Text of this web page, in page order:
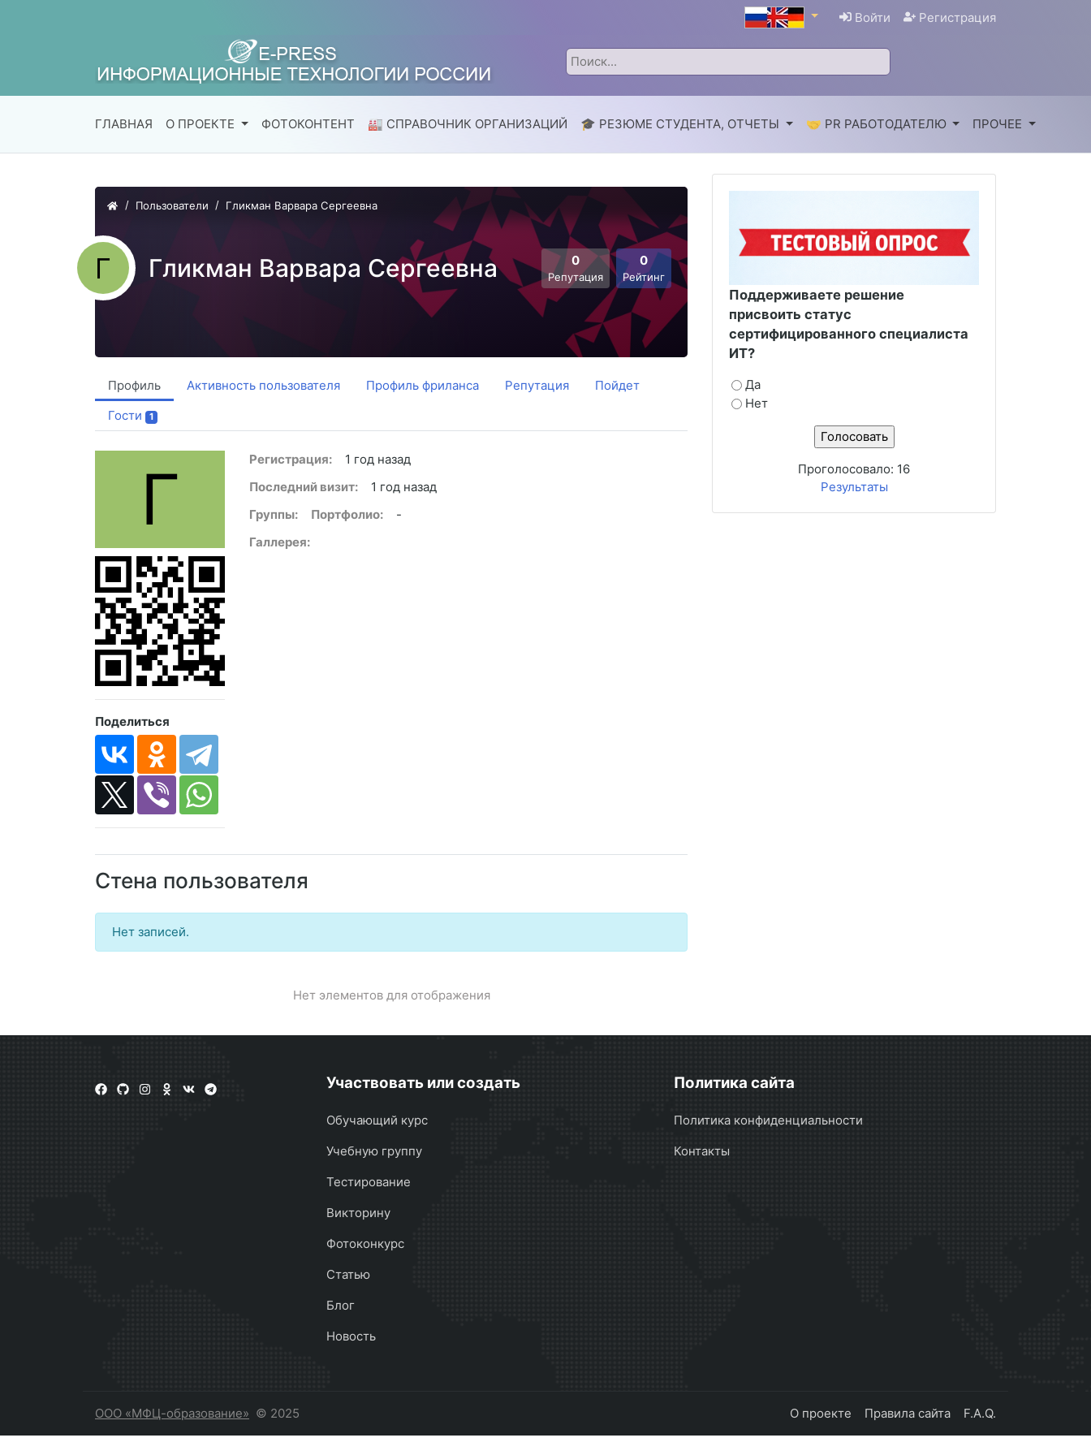
Войти Регистрация
ГЛАВНАЯ О ПРОЕКТЕ ФОТОКОНТЕНТ 🏭 СПРАВОЧНИК ОРГАНИЗАЦИЙ 🎓 РЕЗЮМЕ СТУДЕНТА, ОТЧЕТЫ 🤝 PR РАБОТОДАТЕЛЮ ПРОЧЕЕ
Пользователи Гликман Варвара Сергеевна
Г Гликман Варвара Сергеевна 0
Репутация
0
Рейтинг
Профиль Активность пользователя Профиль фриланса Репутация
Пойдет
Гости
1
Г
Поделиться
Регистрация:
1 год назад
Последний визит:
1 год назад
Группы:
Портфолио:
-
Галлерея:
Стена пользователя
Нет записей.
Нет элементов для отображения
Поддерживаете решение
присвоить статус
сертифицированного специалиста
ИТ?
Да
Нет
Проголосовало: 16
Результаты
Участвовать или создать
Обучающий курс
Учебную группу
Тестирование
Викторину
Фотоконкурс
Статью
Блог
Новость
Политика сайта
Политика конфиденциальности
Контакты
ООО «МФЦ-образование» © 2025 О проекте Правила сайта F.A.Q.